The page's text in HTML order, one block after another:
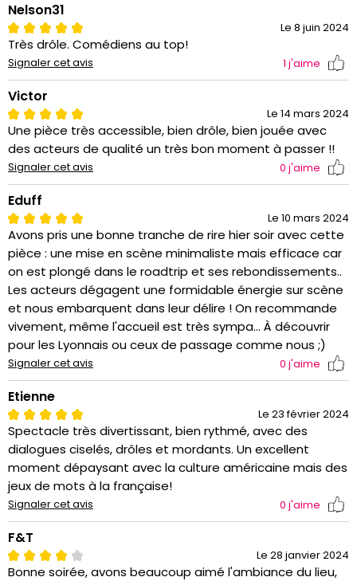
Nelson31
Le 8 juin 2024
Très drôle. Comédiens au top!
Signaler cet avis 1 j'aime
Victor
Le 14 mars 2024
Une pièce très accessible, bien drôle, bien jouée avec
des acteurs de qualité un très bon moment à passer !!
Signaler cet avis 0 j'aime
Eduff
Le 10 mars 2024
Avons pris une bonne tranche de rire hier soir avec cette
pièce : une mise en scène minimaliste mais efficace car
on est plongé dans le roadtrip et ses rebondissements..
Les acteurs dégagent une formidable énergie sur scène
et nous embarquent dans leur délire ! On recommande
vivement, même l'accueil est très sympa... À découvrir
pour les Lyonnais ou ceux de passage comme nous ;)
Signaler cet avis 0 j'aime
Etienne
Le 23 février 2024
Spectacle très divertissant, bien rythmé, avec des
dialogues ciselés, drôles et mordants. Un excellent
moment dépaysant avec la culture américaine mais des
jeux de mots à la française!
Signaler cet avis 0 j'aime
F&T
Le 28 janvier 2024
Bonne soirée, avons beaucoup aimé l'ambiance du lieu,